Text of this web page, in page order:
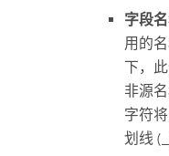
字段
用的
下，
非源
字符
划线